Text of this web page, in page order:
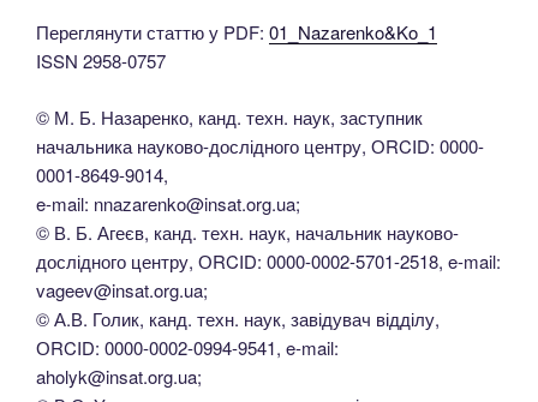
Переглянути статтю у PDF: 01_Nazarenko&Ko_1
ISSN 2958-0757
© М. Б. Назаренко, канд. техн. наук, заступник
начальника науково-дослідного центру, ОRCID: 0000-
0001-8649-9014,
e-mail: nnazarenko@insat.org.ua;
© В. Б. Агеєв, канд. техн. наук, начальник науково-
дослідного центру, ОRCID: 0000-0002-5701-2518, e-mail:
vageev@insat.org.ua;
© А.В. Голик, канд. техн. наук, завідувач відділу,
ОRCID: 0000-0002-0994-9541, e-mail:
aholyk@insat.org.ua;